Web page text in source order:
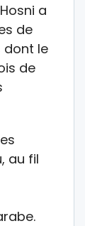
a
de
dont le
de
au fil